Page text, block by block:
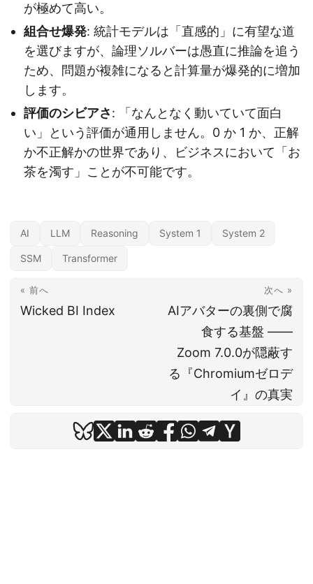
が極めて高い。
組合せ爆発: 統計モデルは「直感的」に有望な道
を選びますが、論理ソルバーは愚直に推論を追う
ため、問題が複雑になると計算量が爆発的に増加
します。
評価のシビアさ: 「なんとなく動いていて面白
い」という評価が通用しません。0 か 1 か、正解
か不正解かの世界であり、ビジネスにおいて「お
茶を濁す」ことが不可能です。
AI LLM Reasoning System 1 System 2
SSM Transformer
« 前へ
Wicked BI Index
次へ »
AIアバターの裏側で腐
食する基盤 ——
Zoom 7.0.0が隠蔽す
る『Chromiumゼロデ
イ』の真実